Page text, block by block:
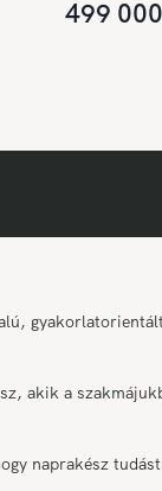
499
akik a
naprakész tudást